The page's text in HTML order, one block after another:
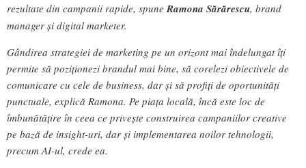
rezultate din campanii rapide, spuneRamona Sărărescu, brand
manager și digital marketer.
Gândirea strategiei de marketing pe un orizont mai îndelungat îți
permite să poziționezi brandul mai bine, să corelezi obiectivele de
comunicare cu cele de business, dar și să profiți de oportunități
punctuale, explică Ramona. Pe piața locală, încă este loc de
îmbunătățire în ceea ce privește construirea campaniilor creative
pe bază de insight-uri, dar și implementarea noilor tehnologii,
precum AI-ul, crede ea.